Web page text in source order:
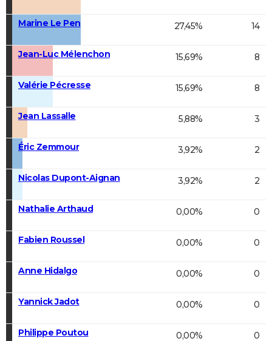
Marine Le Pen 27,45% 14
Jean-Luc Mélenchon 15,69% 8
Valérie Pécresse 15,69% 8
Jean Lassalle 5,88% 3
Éric Zemmour 3,92% 2
Nicolas Dupont-Aignan 3,92% 2
Nathalie Arthaud 0,00% 0
Fabien Roussel 0,00% 0
Anne Hidalgo 0,00% 0
Yannick Jadot 0,00% 0
Philippe Poutou 0,00% 0